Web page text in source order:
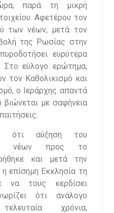
παρά τη μικρή
Αφετέρου τον
των νέων, μετά τον
της Ρωσίας στην
ευρύτερα
Στο εύλογο ερώτημα,
τον Καθολικισμό και
ο Ιεράρχης απαντά
βιώνεται με σαφήνεια
ότι αύξηση του
νέων προς το
και μετά την
επίσημη Εκκλησία τη
να τους κερδίσει
ότι ανάλογο
χρόνια,